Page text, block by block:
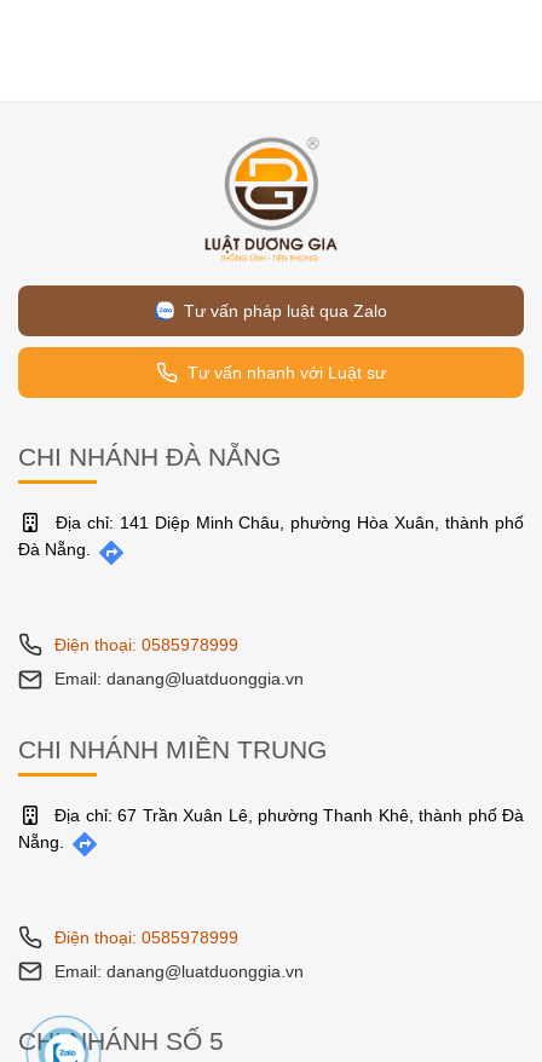
Tư vấn pháp luật qua Zalo
Tư vấn nhanh với Luật sư
CHI NHÁNH ĐÀ NẴNG
Địa chỉ: 141 Diệp Minh Châu, phường Hòa Xuân, thành phố
Đà Nẵng.
Điện thoại: 0585978999
Email: danang@luatduonggia.vn
CHI NHÁNH MIỀN TRUNG
Địa chỉ: 67 Trần Xuân Lê, phường Thanh Khê, thành phố Đà
Nẵng.
Điện thoại: 0585978999
Email: danang@luatduonggia.vn
CHI NHÁNH SỐ 5